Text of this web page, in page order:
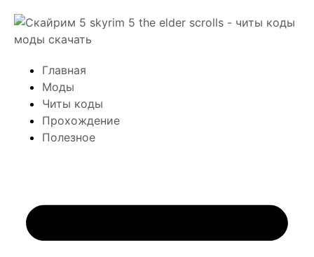
Главная
Моды
Читы коды
Прохождение
Полезное